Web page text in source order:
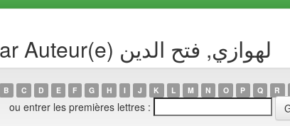
Navigation de collection par Auteur(e) لهوازي, فتح الدين
B C D E F G H I J K L M N O P Q R
ou entrer les premières lettres :